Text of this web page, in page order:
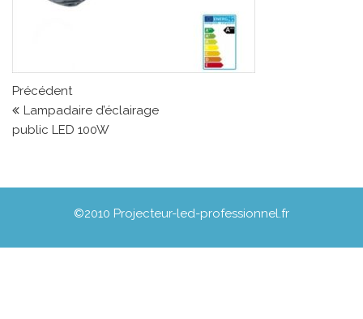
Navigation de l’article
Article précédent
Précédent
Lampadaire d’éclairage
public LED 100W
©2010 Projecteur-led-professionnel.fr